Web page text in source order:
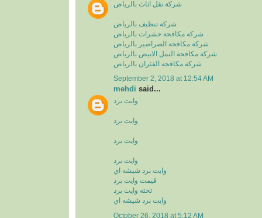
شركة نقل اثاث بالرياض
شركة تنظيف بالرياض
شركة مكافحة حشرات بالرياض
شركة مكافحة الصراصير بالرياض
شركة مكافحة النمل الابيض بالرياض
شركة مكافحة الفئران بالرياض
September 2, 2018 at 12:54 AM
mehdi said...
وايت برد
وايت برد
وايت برد
وايت برد
وايت برد شيشه اي
قيمت وايت برد
تخته وايت برد
وايت برد شيشه اي
October 26, 2018 at 5:12 AM